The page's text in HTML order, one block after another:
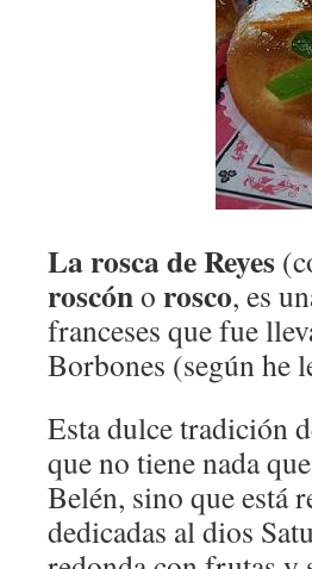
La rosca de Reyes
roscóno rosco, es
franceses que fue
Borbones (según he
Esta dulce tradición
que no tiene nada
Belén, sino que está
dedicadas al dios